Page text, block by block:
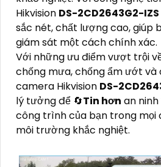
Hikvision DS-2CD2643G2-IZS
sắc nét, chất lượng cao, giúp
giám sát một cách chính xác.
Với những ưu điểm vượt trội
chống mưa, chống ẩm ướt và
camera Hikvision DS-
lý tưởng để 🔄Tin hơn an
công trình của bạn trong mọi
môi trường khắc nghiệt.